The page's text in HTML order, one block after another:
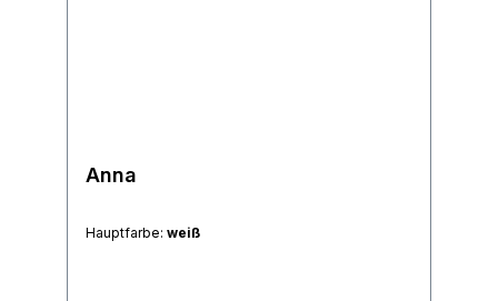
Anna
Hauptfarbe: weiß